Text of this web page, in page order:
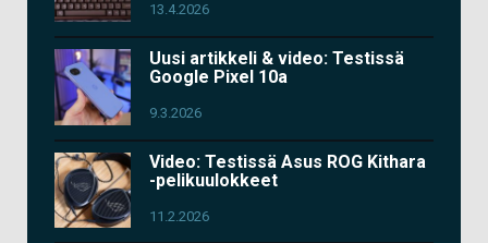
13.4.2026
Uusi artikkeli & video: Testissä
Google Pixel 10a
9.3.2026
Video: Testissä Asus ROG Kithara
-pelikuulokkeet
11.2.2026